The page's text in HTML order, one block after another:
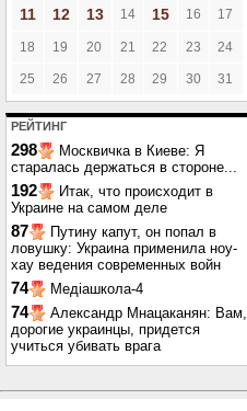
11
12 13 14 15 16 17
18 19 20 21 22 23 24
25 26 27 28 29 30 31
РЕЙТИНГ
298
Москвичка в Киеве: Я
старалась держаться в стороне...
192
Итак, что происходит в
Украине на самом деле
87
Путину капут, он попал в
ловушку: Украина применила ноу-
хау ведения современных войн
74 Медіашкола-4
74
Александр Мнацаканян: Вам,
дорогие украинцы, придется
учиться убивать врага